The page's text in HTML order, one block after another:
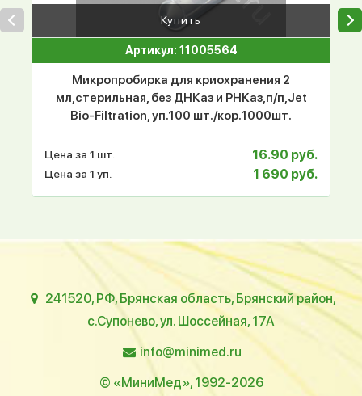
Купить
Артикул: 11005564
Микропробирка для криохранения 2
мл,стерильная, без ДНКаз и РНКаз,п/п,Jet
Bio-Filtration, уп.100 шт./кор.1000шт.
Цена за 1 шт. 16.90 руб.
Цена за 1 уп. 1 690 руб.
241520, РФ, Брянская область, Брянский район,
с.Супонево, ул. Шоссейная, 17А
info@minimed.ru
© «МиниМед», 1992-2026